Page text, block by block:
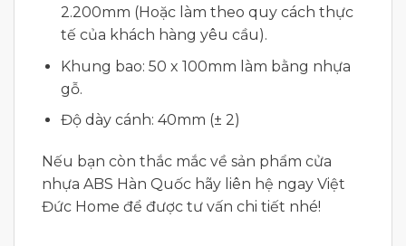
2.200mm (Hoặc làm theo quy cách thực
tế của khách hàng yêu cầu).
Khung bao: 50 x 100mm làm bằng nhựa
gỗ.
Độ dày cánh: 40mm (± 2)
Nếu bạn còn thắc mắc về sản phẩm cửa
nhựa ABS Hàn Quốc hãy liên hệ ngay Việt
Đức Home để được tư vấn chi tiết nhé!